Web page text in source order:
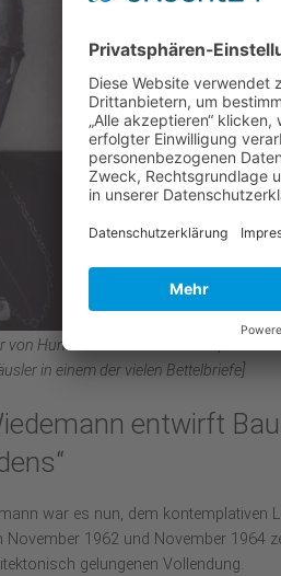
Dazu gehört auch die
Beteiligung in der
Spatenstich für das
der Karmel Dachau nie
„... ließ mich in
Karmelitinnen aufgreifen,
Es geht hier nicht nur um
Hunderttausenden besucht,
in einem der vielen Bettelbriefe]
entwirft
war es nun, dem kontemplativen
1962 und November 1964
gelungenen Vollendung.